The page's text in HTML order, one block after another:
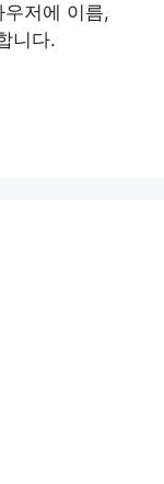
저에 이름,
니다.